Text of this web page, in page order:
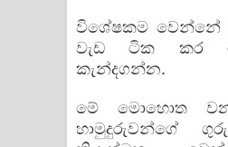
විශේෂකම වෙන්නේ
වැඩ ටික කර
කැන්දගන්න.
මේ මොහොත
හාමුදුරුවන්ගේ